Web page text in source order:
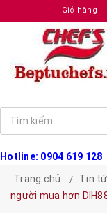
Giỏ hàng
Hotline: 0904 619 128
Trang chủ
Tin
người mua hơn